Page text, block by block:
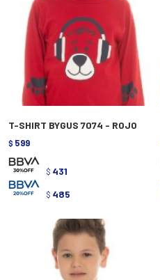
T-SHIRT BYGUS 7074 - ROJO
$ 599
$ 431
$ 485